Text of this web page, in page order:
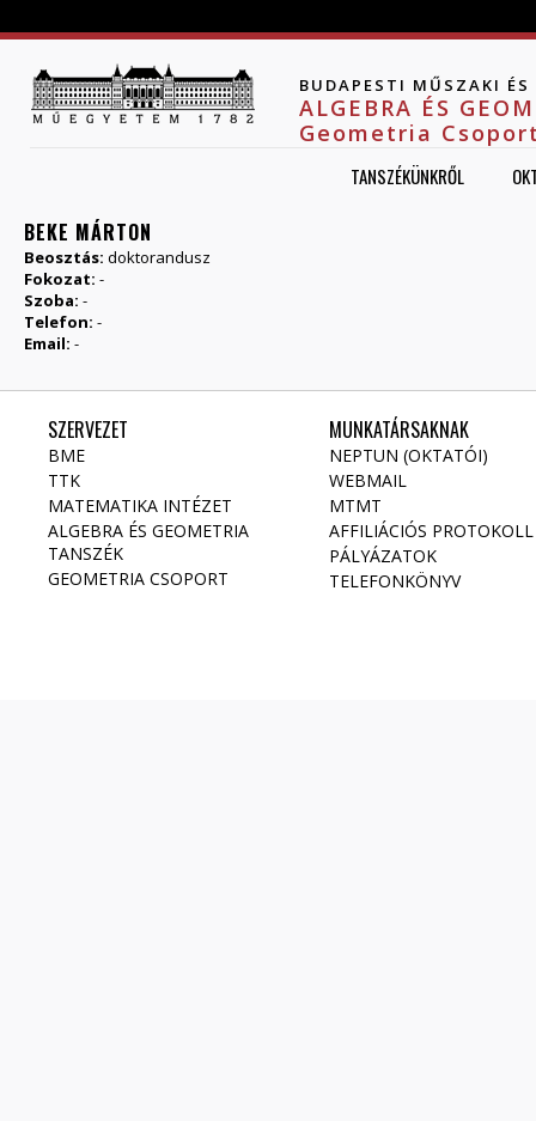
BUDAPESTI MŰSZAKI
ALGEBRA ÉS
Geometria
TANSZÉKÜNKRŐL
BEKE MÁRTON
Beosztás: doktorandusz
Fokozat: -
Szoba: -
Telefon: -
Email: -
SZERVEZET
BME
TTK
MATEMATIKA INTÉZET
ALGEBRA ÉS GEOMETRIA
TANSZÉK
GEOMETRIA CSOPORT
MUNKATÁRSAKNAK
NEPTUN (OKTATÓI)
WEBMAIL
MTMT
AFFILIÁCIÓS PROTOKOLL
PÁLYÁZATOK
TELEFONKÖNYV